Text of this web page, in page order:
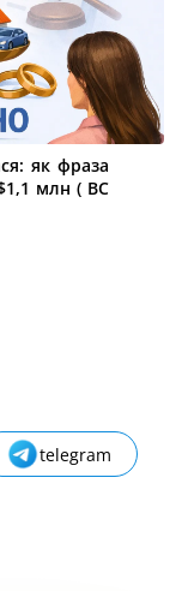
як фраза
млн ( ВС
telegram